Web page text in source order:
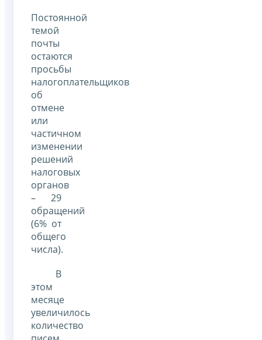
Постоянной
темой
почты
остаются
просьбы
налогоплательщиков
об
отмене
или
частичном
изменении
решений
налоговых
органов
– 29
обращений
(6% от
общего
числа).
В
этом
месяце
увеличилось
количество